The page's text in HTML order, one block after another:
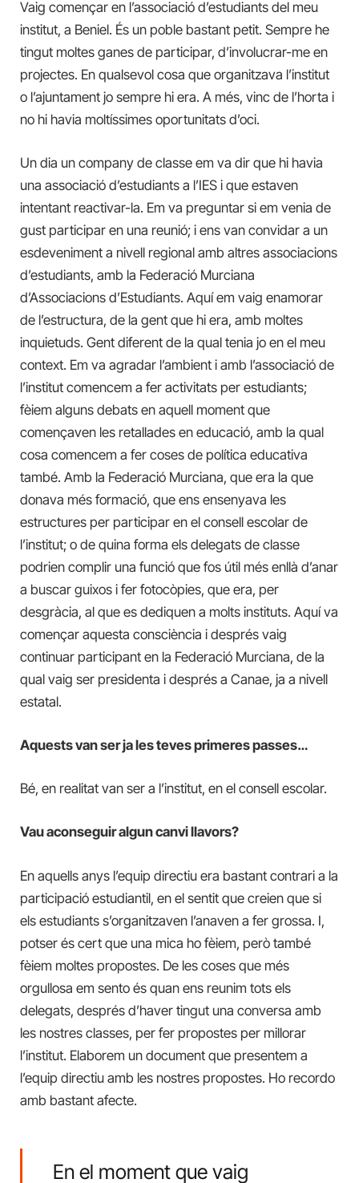
Vaig començar en l’associació d’estudiants del meu
institut, a Beniel. És un poble bastant petit. Sempre he
tingut moltes ganes de participar, d’involucrar-me en
projectes. En qualsevol cosa que organitzava l’institut
o l’ajuntament jo sempre hi era. A més, vinc de l’horta i
no hi havia moltíssimes oportunitats d’oci.
Un dia un company de classe em va dir que hi havia
una associació d’estudiants a l’IES i que estaven
intentant reactivar-la. Em va preguntar si em venia de
gust participar en una reunió; i ens van convidar a un
esdeveniment a nivell regional amb altres associacions
d’estudiants, amb la Federació Murciana
d’Associacions d’Estudiants. Aquí em vaig enamorar
de l’estructura, de la gent que hi era, amb moltes
inquietuds. Gent diferent de la qual tenia jo en el meu
context. Em va agradar l’ambient i amb l’associació de
l’institut comencem a fer activitats per estudiants;
fèiem alguns debats en aquell moment que
començaven les retallades en educació, amb la qual
cosa comencem a fer coses de política educativa
també. Amb la Federació Murciana, que era la que
donava més formació, que ens ensenyava les
estructures per participar en el consell escolar de
l’institut; o de quina forma els delegats de classe
podrien complir una funció que fos útil més enllà d’anar
a buscar guixos i fer fotocòpies, que era, per
desgràcia, al que es dediquen a molts instituts. Aquí va
començar aquesta consciència i després vaig
continuar participant en la Federació Murciana, de la
qual vaig ser presidenta i després a Canae, ja a nivell
estatal.
Aquests van ser ja les teves primeres passes…
Bé, en realitat van ser a l’institut, en el consell escolar.
Vau aconseguir algun canvi llavors?
En aquells anys l’equip directiu era bastant contrari a la
participació estudiantil, en el sentit que creien que si
els estudiants s’organitzaven l’anaven a fer grossa. I,
potser és cert que una mica ho fèiem, però també
fèiem moltes propostes. De les coses que més
orgullosa em sento és quan ens reunim tots els
delegats, després d’haver tingut una conversa amb
les nostres classes, per fer propostes per millorar
l’institut. Elaborem un document que presentem a
l’equip directiu amb les nostres propostes. Ho recordo
amb bastant afecte.
En el moment que vaig